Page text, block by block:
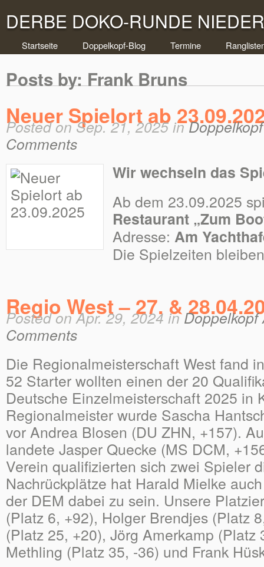
DERBE DOKO-RUNDE
Startseite Doppelkopf-Blog Termine
Posts by: Frank Bruns
Neuer Spielort ab
Posted on Sep. 21, 2025 in
Comments
Wir wechseln das
Ab dem 23.09.2025
Restaurant „Zum
Adresse: Am
Die Spielzeiten
Regio West – 27. &
Posted on Apr. 29, 2024 inDoppelkopf
Comments
Die Regionalmeisterschaft West fand
52 Starter wollten einen der 20
Deutsche Einzelmeisterschaft 2025 in
Regionalmeister wurde Sascha
vor Andrea Blosen (DU ZHN, +157).
landete Jasper Quecke (MS DCM,
Verein qualifizierten sich zwei Spieler
Nachrückplätze hat Harald Mielke
der DEM dabei zu sein. Unsere
(Platz 6, +92), Holger Brendjes (Platz
(Platz 25, +20), Jörg Amerkamp (Platz
Methling (Platz 35, -36) und Frank